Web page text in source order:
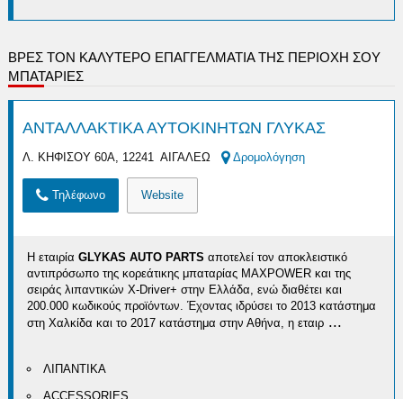
ΒΡΕΣ ΤΟΝ ΚΑΛΎΤΕΡΟ ΕΠΑΓΓΕΛΜΑΤΊΑ ΤΗΣ ΠΕΡΙΟΧΉ ΣΟΥ
ΜΠΑΤΑΡΙΕΣ
ΑΝΤΑΛΛΑΚΤΙΚΑ ΑΥΤΟΚΙΝΗΤΩΝ ΓΛΥΚΑΣ
Λ. ΚΗΦΙΣΟΥ 60Α, 12241 ΑΙΓΑΛΕΩ Δρομολόγηση
Τηλέφωνο Website
Η εταιρίαGLYKAS AUTO PARTSαποτελεί τον αποκλειστικό
αντιπρόσωπο της κορεάτικης μπαταρίας MAXPOWER και της
σειράς λιπαντικών X-Driver+ στην Ελλάδα, ενώ διαθέτει και
200.000 κωδικούς προϊόντων. Έχοντας ιδρύσει το 2013 κατάστημα
στη Χαλκίδα και το 2017 κατάστημα στην Αθήνα, η εταιρ ...
ΛΙΠΑΝΤΙΚΑ
ACCESSORIES